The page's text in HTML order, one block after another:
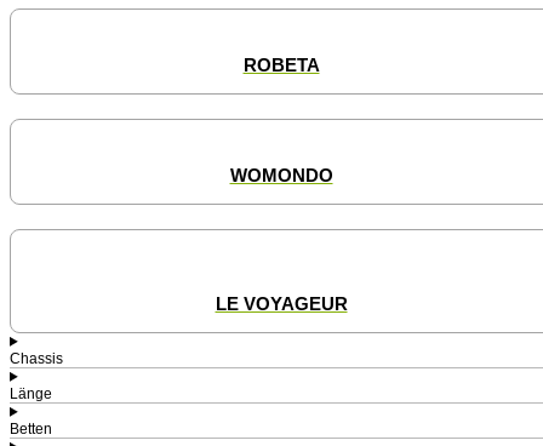
ROBETA
WOMONDO
LE VOYAGEUR
Chassis
Länge
Betten